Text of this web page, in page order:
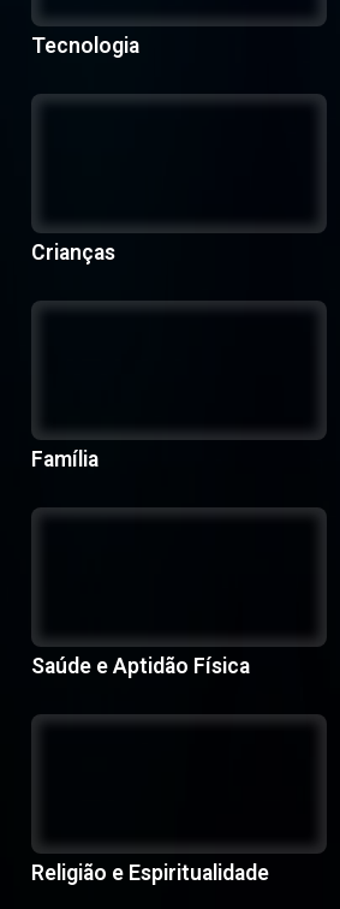
Tecnologia
Crianças
Família
Saúde e Aptidão Física
Religião e Espiritualidade